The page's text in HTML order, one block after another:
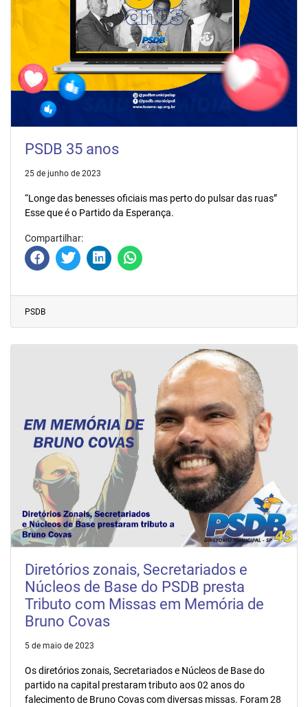
PSDB 35 anos
25 de junho de 2023
“Longe das benesses oficiais mas perto do pulsar das ruas”
Esse que é o Partido da Esperança.
Compartilhar:
PSDB
Diretórios zonais, Secretariados e
Núcleos de Base do PSDB presta
Tributo com Missas em Memória de
Bruno Covas
5 de maio de 2023
Os diretórios zonais, Secretariados e Núcleos de Base do
partido na capital prestaram tributo aos 02 anos do
falecimento de Bruno Covas com diversas missas. Foram 28